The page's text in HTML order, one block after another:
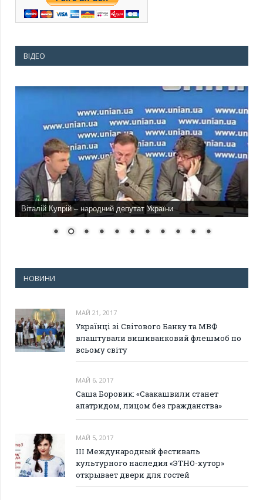
ВІДЕО
Віталій Купрій – народний депутат України
НОВИНИ
МАЙ 21, 2017
Українці зі Світового Банку та МВФ
влаштували вишиванковий флешмоб по
всьому світу
МАЙ 6, 2017
Саша Боровик: «Саакашвили станет
апатридом, лицом без гражданства»
МАЙ 5, 2017
III Международный фестиваль
культурного наследия «ЭТНО-хутор»
открывает двери для гостей